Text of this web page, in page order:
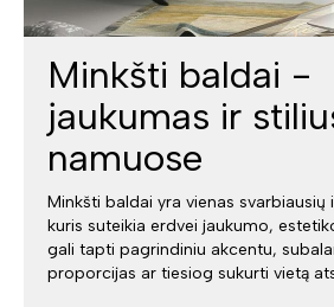
Minkšti baldai -
jaukumas ir
namuose
Minkšti baldai yra vienas svarbiausių
kuris suteikia erdvei jaukumo,
gali tapti pagrindiniu akcentu,
proporcijas ar tiesiog sukurti vietą